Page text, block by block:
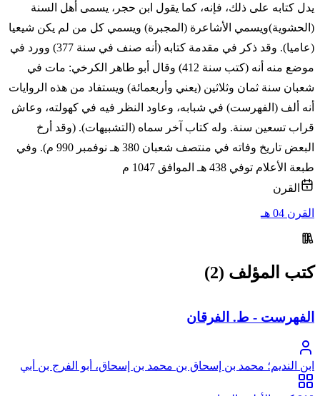
يدل كتابه على ذلك، فإنه، كما يقول ابن حجر، يسمى أهل السنة
(الحشوية)ويسمي الأشاعرة (المجبرة) ويسمي كل من لم يكن شيعيا
(عاميا). وقد ذكر في مقدمة كتابه (أنه صنف في سنة 377) وورد في
موضع منه أنه (كتب سنة 412) وقال أبو طاهر الكرخي: مات في
شعبان سنة ثمان وثلاثين (يعني وأربعمائة) ويستفاد من هذه الروايات
أنه ألف (الفهرست) في شبابه، وعاود النظر فيه في كهولته، وعاش
قراب تسعين سنة. وله كتاب آخر سماه (التشبيهات). (وقد أرخ
البعض تاريخ وفاته في منتصف شعبان 380 هـ نوفمبر 990 م). وفي
طبعة الأعلام توفي 438 هـ الموافق 1047 م
القرن
القرن 04 هـ
كتب المؤلف (2)
الفهرست - ط. الفرقان
ابن النديم؛ محمد بن إسحاق بن محمد بن إسحاق، أبو الفرج بن أبي
يعقوب النديم